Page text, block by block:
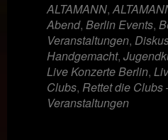
ALTAMANN,
Abend, Berlin Events,
Veranstaltungen,
Handgemacht,
Live Konzerte Berlin,
Clubs, Rettet die Clubs
Veranstaltungen